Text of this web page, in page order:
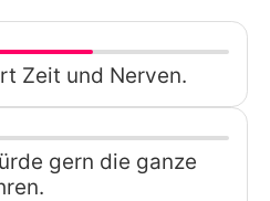
Zeit und Nerven.
gern die ganze